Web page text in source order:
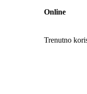
Online
Trenutno